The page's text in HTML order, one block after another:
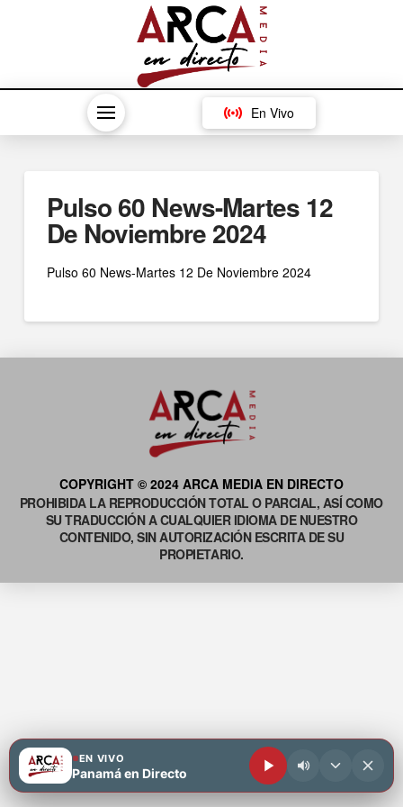
En Vivo
Pulso 60 News-Martes 12
De Noviembre 2024
Pulso 60 News-Martes 12 De Noviembre 2024
COPYRIGHT © 2024 ARCA MEDIA EN DIRECTO
PROHIBIDA LA REPRODUCCIÓN TOTAL O PARCIAL, ASÍ COMO
SU TRADUCCIÓN A CUALQUIER IDIOMA DE NUESTRO
CONTENIDO, SIN AUTORIZACIÓN ESCRITA DE SU
PROPIETARIO.
EN VIVO
Panamá en Directo